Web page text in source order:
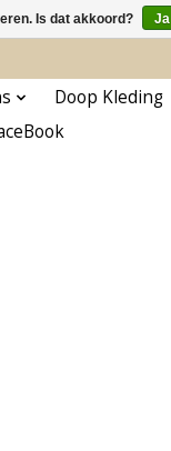
Doop Kleding
Is dat akkoord? Ja